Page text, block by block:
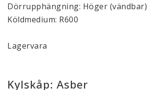
Dörrupphängning: Höger (vändbar)
Köldmedium: R600
Lagervara
Kylskåp: Asber